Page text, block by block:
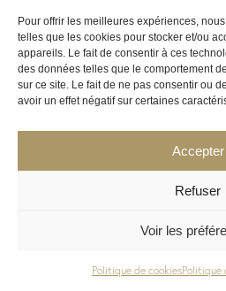
Pour offrir les meilleures expériences,
telles que les cookies pour stocker et/ou
appareils. Le fait de consentir à ces
des données telles que le comportement
sur ce site. Le fait de ne pas consentir ou
avoir un effet négatif sur certaines
Accepter
Refuser
Voir les
Politique de cookiesPolitique
+ d'infos